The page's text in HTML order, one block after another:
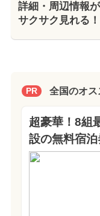
詳細・周辺情報が
サクサク見れる！
PR 全国のオ
超豪華！8組
設の無料宿泊